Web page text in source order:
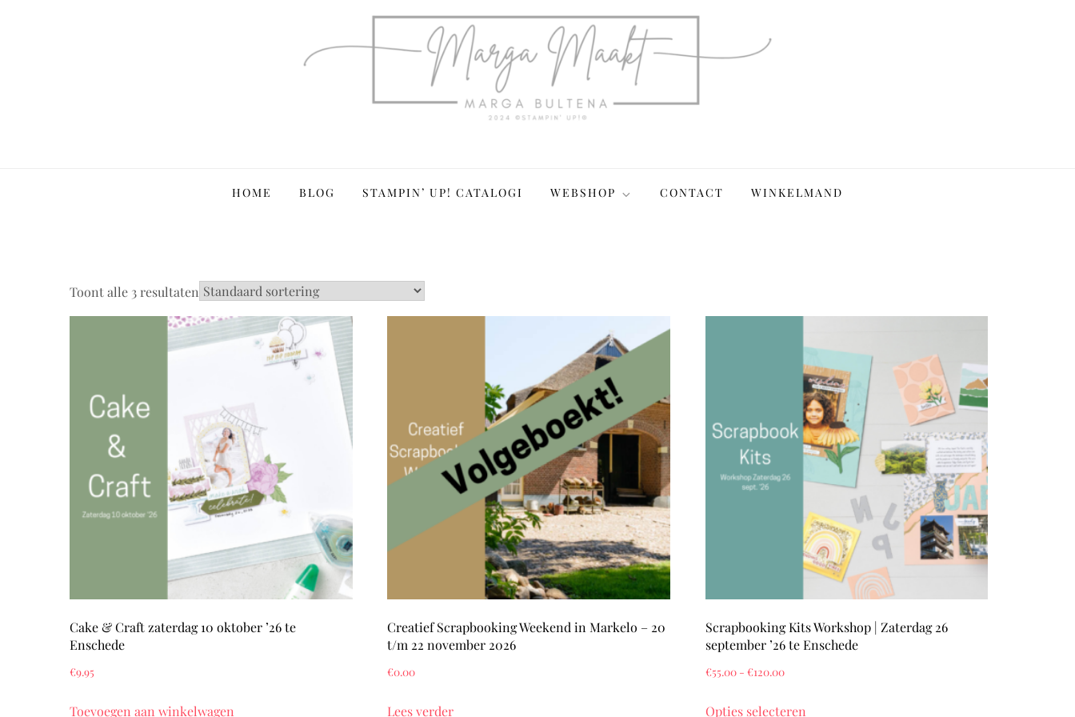
HOME BLOG STAMPIN’ UP! CATALOGI WEBSHOP CONTACT WINKELMAND
Toont alle 3 resultaten
Cake & Craft zaterdag 10 oktober ’26 te
Enschede
€9.95
Toevoegen aan winkelwagen
Creatief Scrapbooking Weekend in Markelo – 20
t/m 22 november 2026
€0.00
Lees verder
Scrapbooking Kits Workshop | Zaterdag 26
september ’26 te Enschede
€55.00 - €120.00Prijsklasse:
Opties selecteren